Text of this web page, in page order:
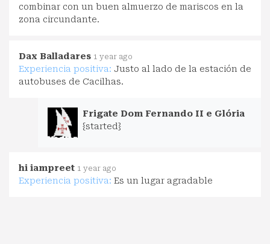
combinar con un buen almuerzo de mariscos en la
zona circundante.
Dax Balladares 1 year ago
Experiencia positiva: Justo al lado de la estación de
autobuses de Cacilhas.
Frigate Dom Fernando II e Glória
{started}
hi iampreet 1 year ago
Experiencia positiva: Es un lugar agradable